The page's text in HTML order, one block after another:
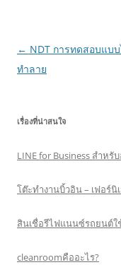
Post
navigation
← NDT การทดสอบแบ
ทำลาย
เรื่องที่น่าสนใจ
LINE for Business สำหรั
โต๊ะทำงานบิ้วอิน – เฟอร์
สินเชื่อรีไฟแนนซ์รถยนต์
cleanroomคืออะไร?